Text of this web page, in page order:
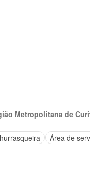
Metropolitana de
Área de